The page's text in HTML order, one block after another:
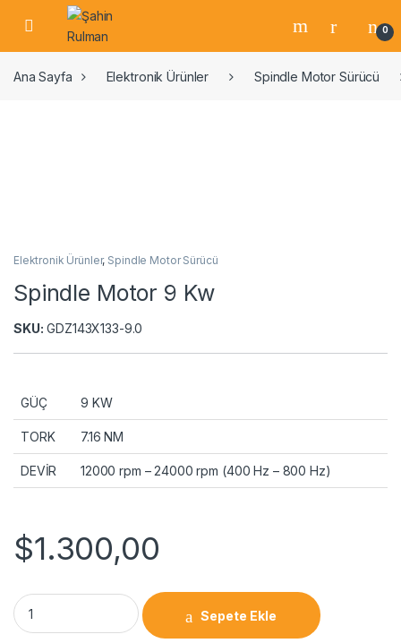
0
Ana Sayfa Elektronik Ürünler Spindle Motor Sürücü
Elektronik Ürünler, Spindle Motor Sürücü
Spindle Motor 9 Kw
SKU: GDZ143X133-9.0
GÜÇ 9 KW
TORK 7.16 NM
DEVİR 12000 rpm – 24000 rpm (400 Hz – 800 Hz)
$1.300,00
Sepete Ekle